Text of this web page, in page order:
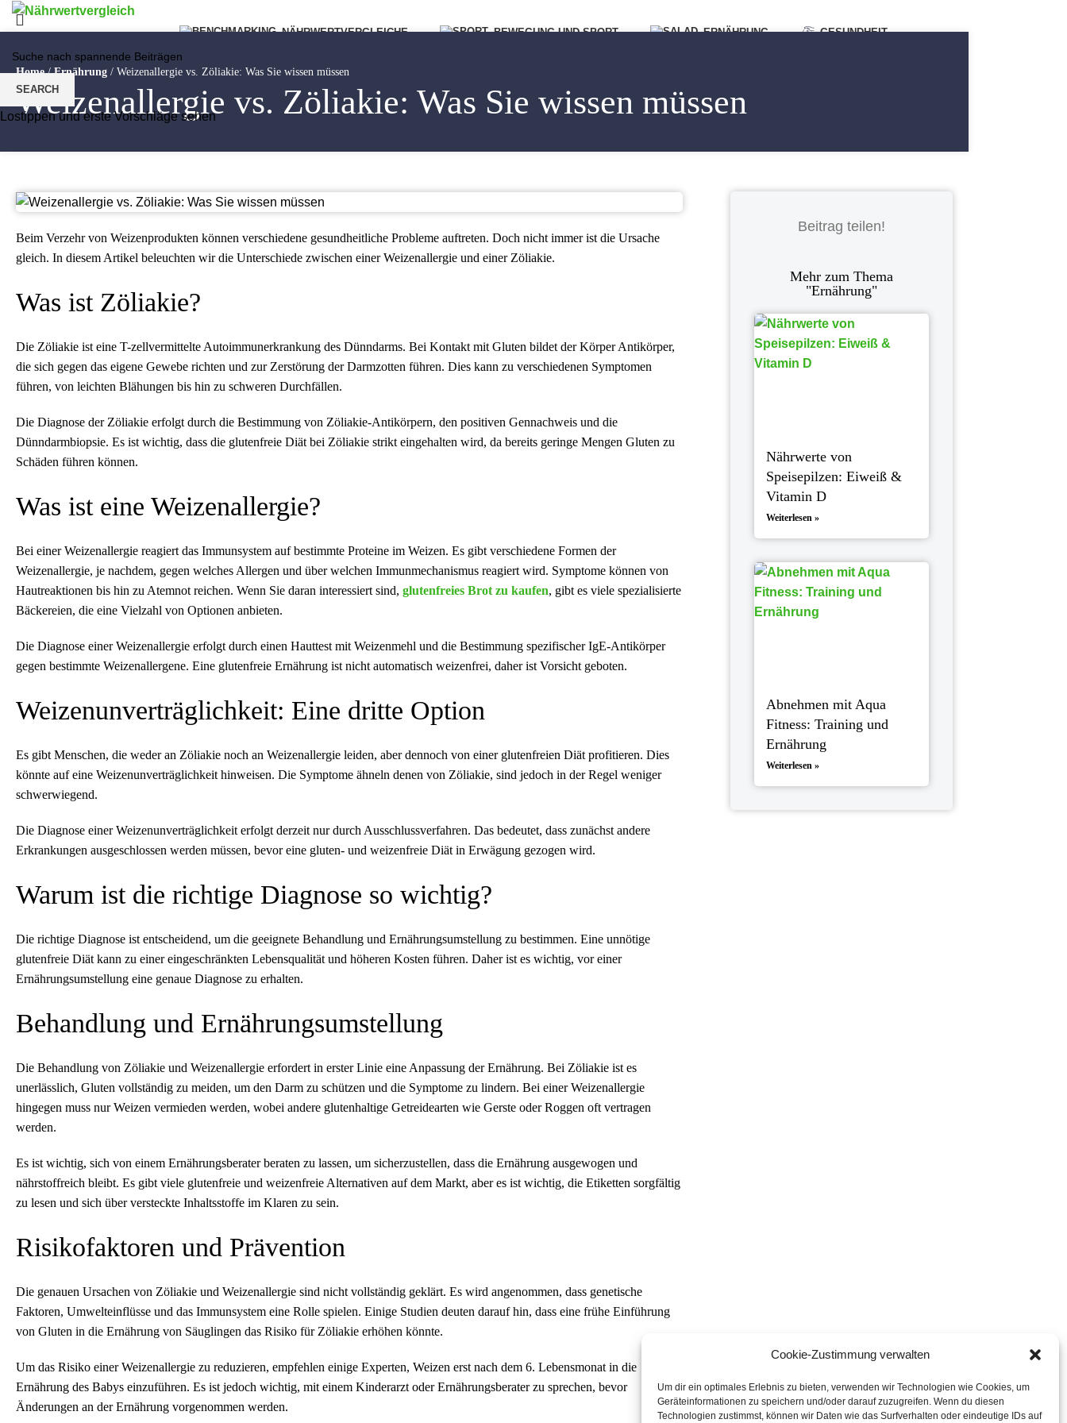
Cookie-Zustimmung verwalten
Um dir ein optimales Erlebnis zu bieten, verwenden wir Technologien wie Cookies, um
Geräteinformationen zu speichern und/oder darauf zuzugreifen. Wenn du diesen
Technologien zustimmst, können wir Daten wie das Surfverhalten oder eindeutige IDs auf
NÄHRWERTVERGLEICHE BEWEGUNG UND SPORT ERNÄHRUNG GESUNDHEIT
Menu
Home/Ernährung / Weizenallergie vs. Zöliakie: Was Sie wissen müssen
Weizenallergie vs. Zöliakie: Was Sie wissen müssen
Beim Verzehr von Weizenprodukten können verschiedene gesundheitliche Probleme auftreten. Doch nicht immer ist die Ursache
gleich. In diesem Artikel beleuchten wir die Unterschiede zwischen einer Weizenallergie und einer Zöliakie.
Was ist Zöliakie?
Die Zöliakie ist eine T-zellvermittelte Autoimmunerkrankung des Dünndarms. Bei Kontakt mit Gluten bildet der Körper Antikörper,
die sich gegen das eigene Gewebe richten und zur Zerstörung der Darmzotten führen. Dies kann zu verschiedenen Symptomen
führen, von leichten Blähungen bis hin zu schweren Durchfällen.
Die Diagnose der Zöliakie erfolgt durch die Bestimmung von Zöliakie-Antikörpern, den positiven Gennachweis und die
Dünndarmbiopsie. Es ist wichtig, dass die glutenfreie Diät bei Zöliakie strikt eingehalten wird, da bereits geringe Mengen Gluten zu
Schäden führen können.
Was ist eine Weizenallergie?
Bei einer Weizenallergie reagiert das Immunsystem auf bestimmte Proteine im Weizen. Es gibt verschiedene Formen der
Weizenallergie, je nachdem, gegen welches Allergen und über welchen Immunmechanismus reagiert wird. Symptome können von
Hautreaktionen bis hin zu Atemnot reichen. Wenn Sie daran interessiert sind, glutenfreies Brot zu kaufen, gibt es viele spezialisierte
Bäckereien, die eine Vielzahl von Optionen anbieten.
Die Diagnose einer Weizenallergie erfolgt durch einen Hauttest mit Weizenmehl und die Bestimmung spezifischer IgE-Antikörper
gegen bestimmte Weizenallergene. Eine glutenfreie Ernährung ist nicht automatisch weizenfrei, daher ist Vorsicht geboten.
Weizenunverträglichkeit: Eine dritte Option
Es gibt Menschen, die weder an Zöliakie noch an Weizenallergie leiden, aber dennoch von einer glutenfreien Diät profitieren. Dies
könnte auf eine Weizenunverträglichkeit hinweisen. Die Symptome ähneln denen von Zöliakie, sind jedoch in der Regel weniger
schwerwiegend.
Die Diagnose einer Weizenunverträglichkeit erfolgt derzeit nur durch Ausschlussverfahren. Das bedeutet, dass zunächst andere
Erkrankungen ausgeschlossen werden müssen, bevor eine gluten- und weizenfreie Diät in Erwägung gezogen wird.
Warum ist die richtige Diagnose so wichtig?
Die richtige Diagnose ist entscheidend, um die geeignete Behandlung und Ernährungsumstellung zu bestimmen. Eine unnötige
glutenfreie Diät kann zu einer eingeschränkten Lebensqualität und höheren Kosten führen. Daher ist es wichtig, vor einer
Ernährungsumstellung eine genaue Diagnose zu erhalten.
Behandlung und Ernährungsumstellung
Die Behandlung von Zöliakie und Weizenallergie erfordert in erster Linie eine Anpassung der Ernährung. Bei Zöliakie ist es
unerlässlich, Gluten vollständig zu meiden, um den Darm zu schützen und die Symptome zu lindern. Bei einer Weizenallergie
hingegen muss nur Weizen vermieden werden, wobei andere glutenhaltige Getreidearten wie Gerste oder Roggen oft vertragen
werden.
Es ist wichtig, sich von einem Ernährungsberater beraten zu lassen, um sicherzustellen, dass die Ernährung ausgewogen und
nährstoffreich bleibt. Es gibt viele glutenfreie und weizenfreie Alternativen auf dem Markt, aber es ist wichtig, die Etiketten sorgfältig
zu lesen und sich über versteckte Inhaltsstoffe im Klaren zu sein.
Risikofaktoren und Prävention
Die genauen Ursachen von Zöliakie und Weizenallergie sind nicht vollständig geklärt. Es wird angenommen, dass genetische
Faktoren, Umwelteinflüsse und das Immunsystem eine Rolle spielen. Einige Studien deuten darauf hin, dass eine frühe Einführung
von Gluten in die Ernährung von Säuglingen das Risiko für Zöliakie erhöhen könnte.
Um das Risiko einer Weizenallergie zu reduzieren, empfehlen einige Experten, Weizen erst nach dem 6. Lebensmonat in die
Ernährung des Babys einzuführen. Es ist jedoch wichtig, mit einem Kinderarzt oder Ernährungsberater zu sprechen, bevor
Änderungen an der Ernährung vorgenommen werden.
Beitrag teilen!
Mehr zum Thema
"Ernährung"
Nährwerte von
Speisepilzen: Eiweiß &
Vitamin D
Weiterlesen »
Abnehmen mit Aqua
Fitness: Training und
Ernährung
Weiterlesen »
SEARCH
Lostippen und erste Vorschläge sehen